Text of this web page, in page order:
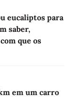
eucaliptos para
saber,
que os
em um carro